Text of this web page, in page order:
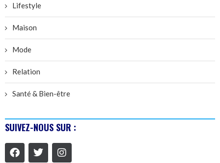
Lifestyle
Maison
Mode
Relation
Santé & Bien-être
SUIVEZ-NOUS SUR :